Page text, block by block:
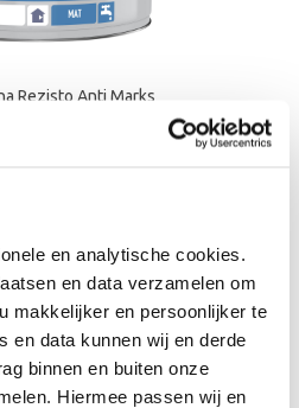
en analytische cookies.
en data verzamelen om
makkelijker en persoonlijker te
en data kunnen wij en derde
binnen en buiten onze
Hiermee passen wij en
Rezisto Anti Marks
keuze met uitstekende
bestand tegen vlekken en
speelkamers.